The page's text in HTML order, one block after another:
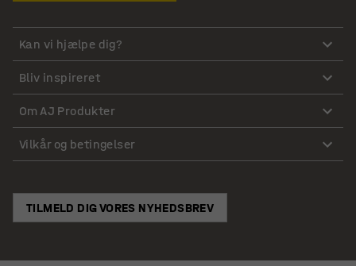
Kan vi hjælpe dig?
Bliv inspireret
Om AJ Produkter
Vilkår og betingelser
TILMELD DIG VORES NYHEDSBREV